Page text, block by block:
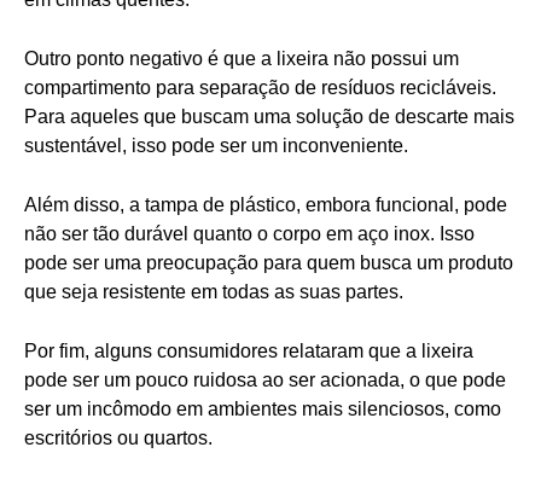
Outro ponto negativo é que a lixeira não possui um
compartimento para separação de resíduos recicláveis.
Para aqueles que buscam uma solução de descarte mais
sustentável, isso pode ser um inconveniente.
Além disso, a tampa de plástico, embora funcional, pode
não ser tão durável quanto o corpo em aço inox. Isso
pode ser uma preocupação para quem busca um produto
que seja resistente em todas as suas partes.
Por fim, alguns consumidores relataram que a lixeira
pode ser um pouco ruidosa ao ser acionada, o que pode
ser um incômodo em ambientes mais silenciosos, como
escritórios ou quartos.